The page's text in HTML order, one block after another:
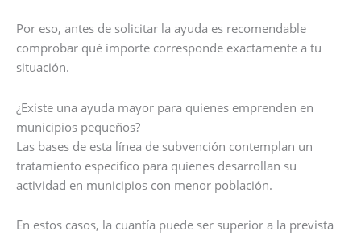
Por eso, antes de solicitar la ayuda es recomendable
comprobar qué importe corresponde exactamente a tu
situación.
¿Existe una ayuda mayor para quienes emprenden en
municipios pequeños?
Las bases de esta línea de subvención contemplan un
tratamiento específico para quienes desarrollan su
actividad en municipios con menor población.
En estos casos, la cuantía puede ser superior a la prevista